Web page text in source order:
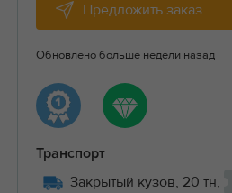
Предложить заказ
Обновлено больше недели назад
Транспорт
Закрытый кузов, 20 тн,